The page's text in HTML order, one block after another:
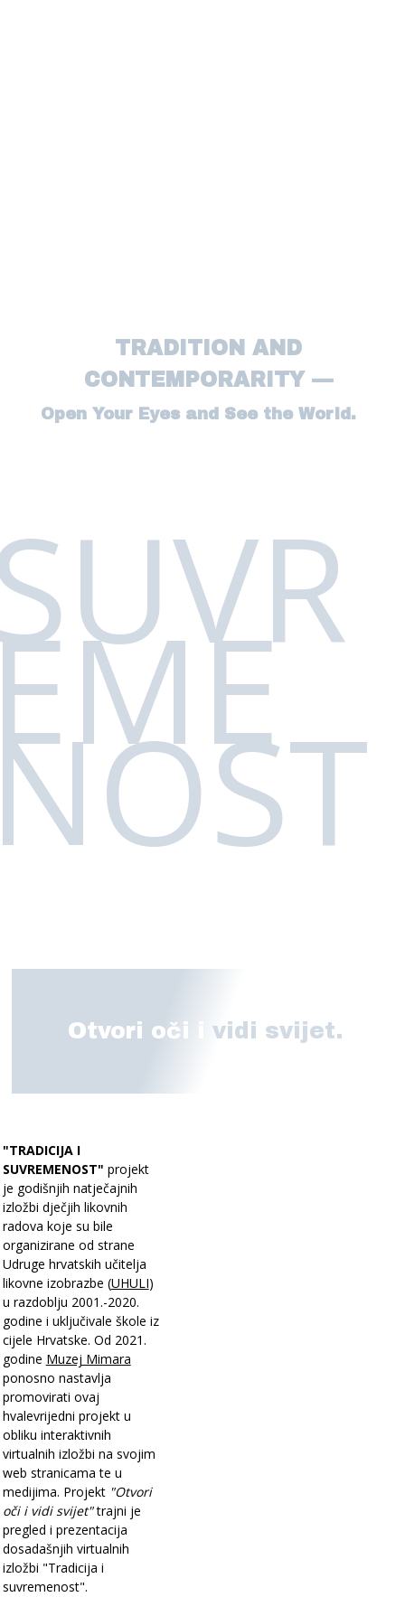
TRADITION AND
CONTEMPORARITY —
Open Your Eyes and See the World.
Otvori oči ividi svijet.
"TRADICIJA I
SUVREMENOST" projekt
je godišnjih natječajnih
izložbi dječjih likovnih
radova koje su bile
organizirane od strane
Udruge hrvatskih učitelja
likovne izobrazbe (UHULI)
u razdoblju 2001.-2020.
godine i uključivale škole iz
cijele Hrvatske. Od 2021.
godine Muzej Mimara
ponosno nastavlja
promovirati ovaj
hvalevrijedni projekt u
obliku interaktivnih
virtualnih izložbi na svojim
web stranicama te u
medijima. Projekt "Otvori
oči i vidi svijet"trajni je
pregled i prezentacija
dosadašnjih virtualnih
izložbi "Tradicija i
suvremenost".